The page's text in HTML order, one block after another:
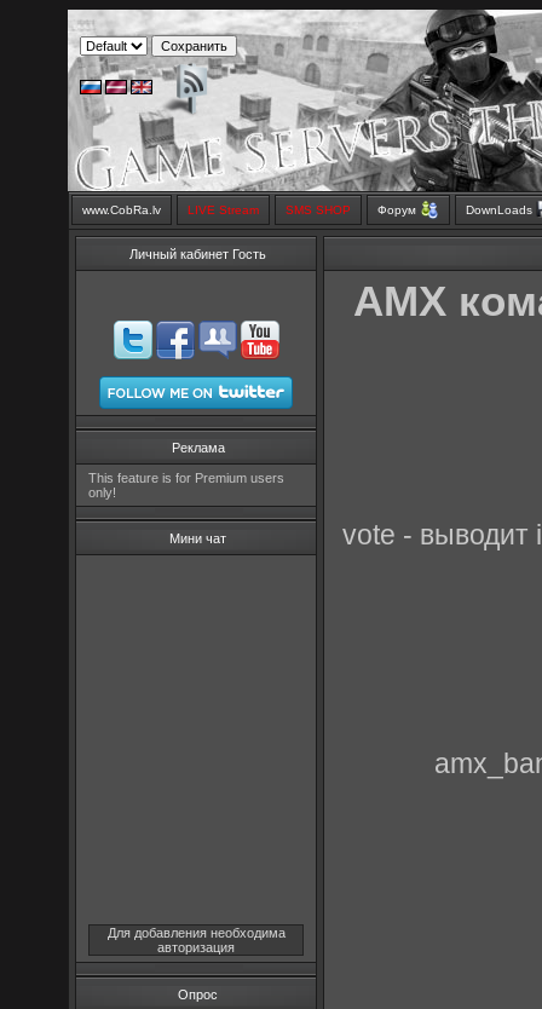
www.CobRa.lv LIVE Stream SMS SHOP Форум DownLoads
Личный кабинет Гость
Реклама
This feature is for Premium users
only!
Мини чат
Для добавления необходима
авторизация
Опрос
AMX
vote - выводит